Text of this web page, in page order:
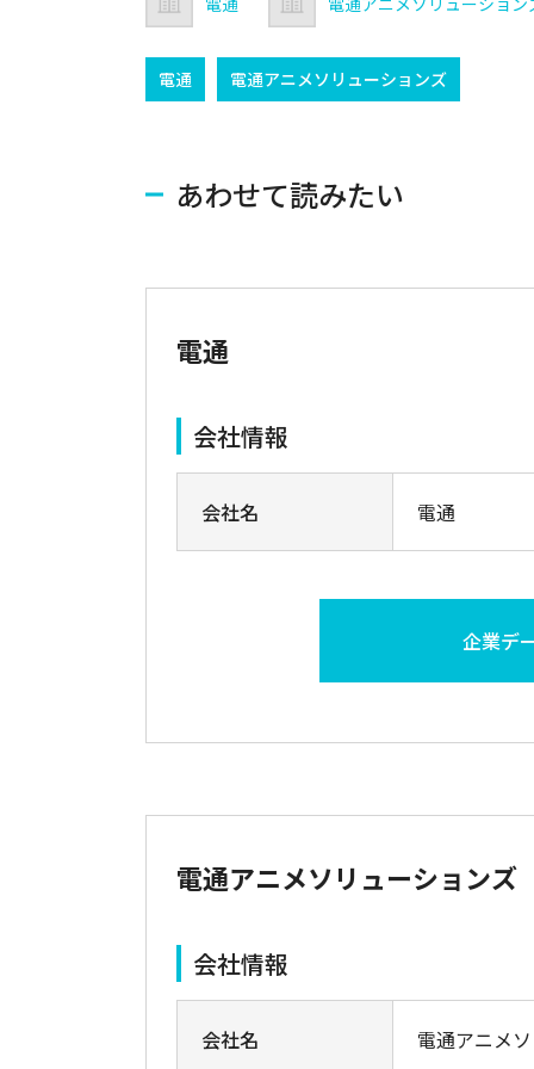
電通 電通アニメソリューションズ
あわせて読みたい
電通
会社情報
会社名 電通
企業デ
電通アニメソリューションズ
会社情報
会社名 電通アニメ